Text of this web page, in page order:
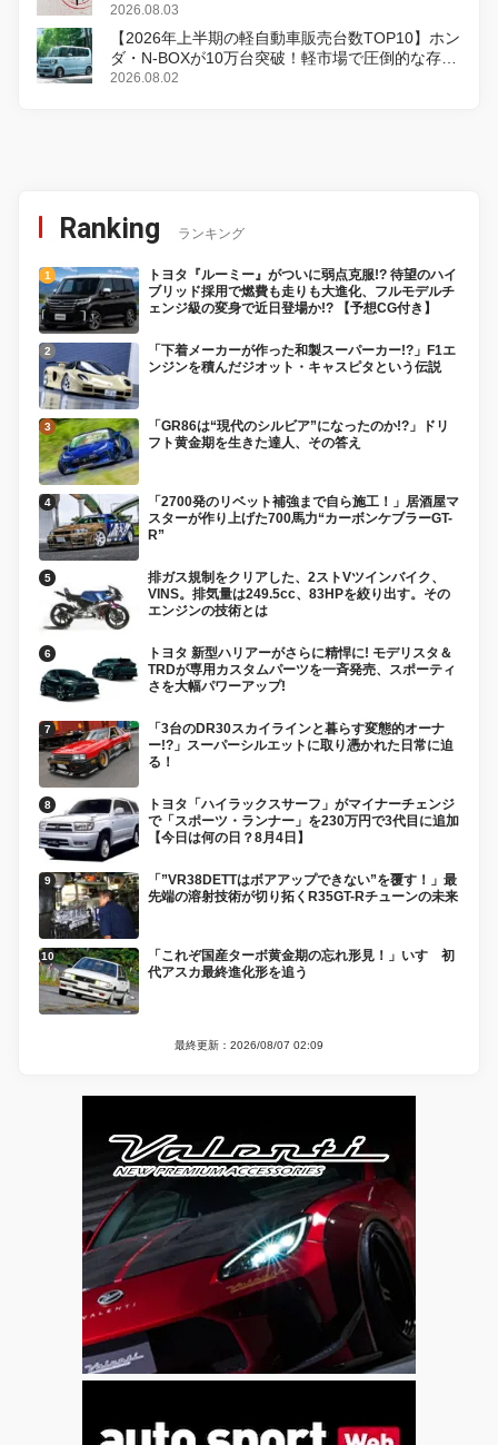
2026.08.03
【2026年上半期の軽自動車販売台数TOP10】ホン
ダ・N-BOXが10万台突破！軽市場で圧倒的な存在
感
2026.08.02
Ranking ランキング
トヨタ『ルーミー』がついに弱点克服!? 待望のハイ
ブリッド採用で燃費も走りも大進化、フルモデルチ
ェンジ級の変身で近日登場か!? 【予想CG付き】
「下着メーカーが作った和製スーパーカー!?」F1エ
ンジンを積んだジオット・キャスピタという伝説
「GR86は“現代のシルビア”になったのか!?」ドリ
フト黄金期を生きた達人、その答え
「2700発のリベット補強まで自ら施工！」居酒屋マ
スターが作り上げた700馬力“カーボンケブラーGT-
R”
排ガス規制をクリアした、2ストVツインバイク、
VINS。排気量は249.5cc、83HPを絞り出す。その
エンジンの技術とは
トヨタ 新型ハリアーがさらに精悍に! モデリスタ＆
TRDが専用カスタムパーツを一斉発売、スポーティ
さを大幅パワーアップ!
「3台のDR30スカイラインと暮らす変態的オーナ
ー!?」スーパーシルエットに取り憑かれた日常に迫
る！
トヨタ「ハイラックスサーフ」がマイナーチェンジ
で「スポーツ・ランナー」を230万円で3代目に追加
【今日は何の日？8月4日】
「”VR38DETTはボアアップできない”を覆す！」最
先端の溶射技術が切り拓くR35GT-Rチューンの未来
「これぞ国産ターボ黄金期の忘れ形見！」いすゞ初
代アスカ最終進化形を追う
最終更新：2026/08/07 02:09